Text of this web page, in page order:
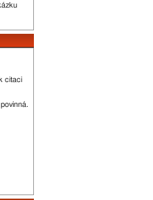
citaci